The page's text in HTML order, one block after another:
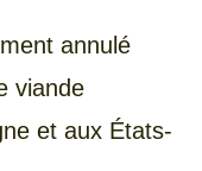
annulé
viande
et aux États-